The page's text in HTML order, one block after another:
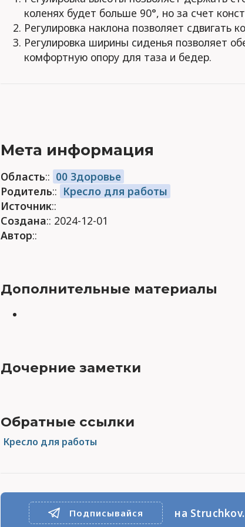
коленях будет больше 90°, но за счет
Регулировка наклона позволяет сдвигать
Регулировка ширины сиденья позволяет
комфортную опору для таза и бедер.
Мета информация
Область:: 00 Здоровье
Родитель:: Кресло для работы
Источник::
Создана:: 2024-12-01
Автор::
Дополнительные материалы
Дочерние заметки
Обратные ссылки
Кресло для работы
Подписывайся на